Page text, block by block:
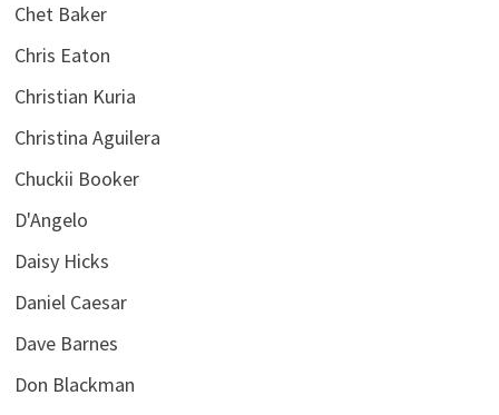
Chet Baker
Chris Eaton
Christian Kuria
Christina Aguilera
Chuckii Booker
D'Angelo
Daisy Hicks
Daniel Caesar
Dave Barnes
Don Blackman